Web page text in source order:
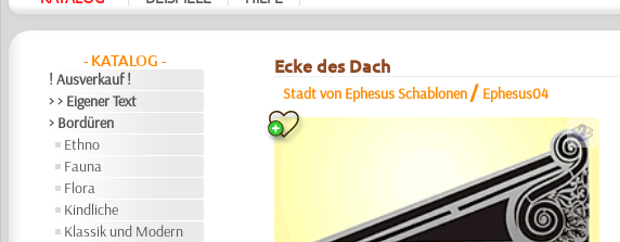
- KATALOG -
! Ausverkauf !
> > Eigener Text
> Bordüren
Ethno
Fauna
Flora
Kindliche
Klassik und Modern
Ecke des Dach
Stadt von Ephesus Schablonen / Ephesus04
b